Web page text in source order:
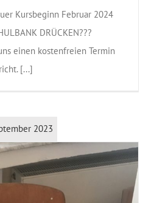
Kursbeginn Februar 2024
DRÜCKEN???
einen kostenfreien Termin
[...]
2023